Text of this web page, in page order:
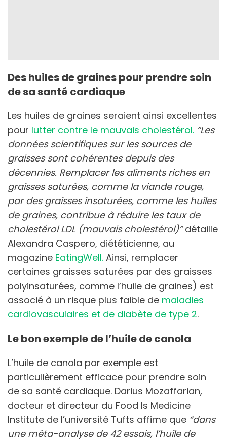
Des huiles de graines pour prendre soin
de sa santé cardiaque
Les huiles de graines seraient ainsi excellentes
pour lutter contre le mauvais cholestérol. “Les
données scientifiques sur les sources de
graisses sont cohérentes depuis des
décennies. Remplacer les aliments riches en
graisses saturées, comme la viande rouge,
par des graisses insaturées, comme les huiles
de graines, contribue à réduire les taux de
cholestérol LDL (mauvais cholestérol)”détaille
Alexandra Caspero, diététicienne, au
magazine EatingWell. Ainsi, remplacer
certaines graisses saturées par des graisses
polyinsaturées, comme l’huile de graines) est
associé à un risque plus faible de maladies
cardiovasculaires et de diabète de type 2.
Le bon exemple de l’huile de canola
L’huile de canola par exemple est
particulièrement efficace pour prendre soin
de sa santé cardiaque. Darius Mozaffarian,
docteur et directeur du Food Is Medicine
Institute de l’université Tufts affime que “dans
une méta-analyse de 42 essais, l’huile de